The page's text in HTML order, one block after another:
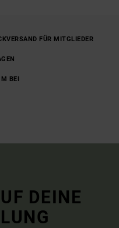
FÜR MITGLIEDER
BEI
DEINE